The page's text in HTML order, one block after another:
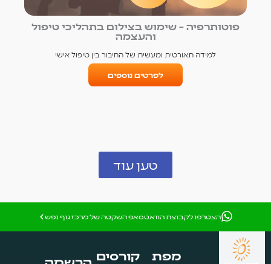
פוטותרפיה – שימוש בצילום בתהליכי טיפול
והעצמה
למידה תאורטית ומעשית של החיבור בין טיפול אישי
לפרטים נוספים
טען עוד
הצטרפו לקבוצת הוואטסאפ השקטה של מרכז גוף נפש
מפת קורסים